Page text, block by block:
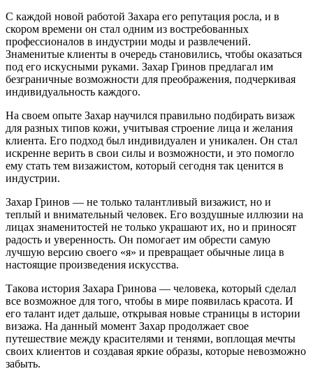
С каждой новой работой Захара его репутация росла, и в
скором времени он стал одним из востребованных
профессионалов в индустрии моды и развлечений.
Знаменитые клиенты в очередь становились, чтобы оказаться
под его искусными руками. Захар Гринов предлагал им
безграничные возможности для преображения, подчеркивая
индивидуальность каждого.
На своем опыте Захар научился правильно подбирать визаж
для разных типов кожи, учитывая строение лица и желания
клиента. Его подход был индивидуален и уникален. Он стал
искренне верить в свои силы и возможности, и это помогло
ему стать тем визажистом, который сегодня так ценится в
индустрии.
Захар Гринов — не только талантливый визажист, но и
теплый и внимательный человек. Его воздушные иллюзии на
лицах знаменитостей не только украшают их, но и приносят
радость и уверенность. Он помогает им обрести самую
лучшую версию своего «я» и превращает обычные лица в
настоящие произведения искусства.
Такова история Захара Гринова — человека, который сделал
все возможное для того, чтобы в мире появилась красота. И
его талант идет дальше, открывая новые страницы в истории
визажа. На данный момент Захар продолжает свое
путешествие между красителями и тенями, воплощая мечты
своих клиентов и создавая яркие образы, которые невозможно
забыть.